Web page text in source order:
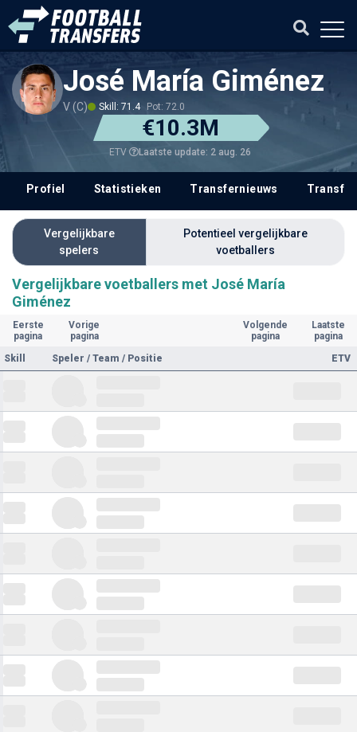
José María Giménez
V (C) Skill: 71.4 Pot: 72.0
€10.3M
ETV Laatste update: 2 aug. 26
Profiel Statistieken Transfernieuws
Vergelijkbare
spelers
Potentieel vergelijkbare
voetballers
Vergelijkbare voetballers met José María
Giménez
Eerste
pagina
Vorige
pagina
Volgende
pagina
Laatste
pagina
Skill
Speler / Team / Positie ETV